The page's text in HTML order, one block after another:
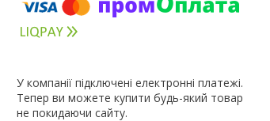
У компанії підключені електронні платежі.
Тепер ви можете купити будь-який товар
не покидаючи сайту.